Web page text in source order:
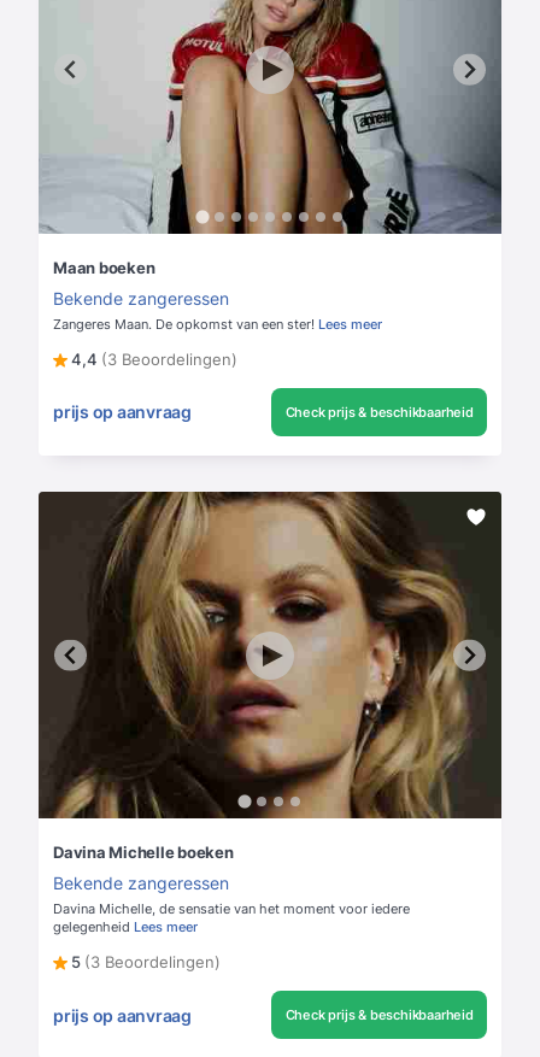
Maan boeken
Bekende zangeressen
Zangeres Maan. De opkomst van een ster! Lees meer
4,4 (3 Beoordelingen)
prijs op aanvraag Check prijs & beschikbaarheid
Davina Michelle boeken
Bekende zangeressen
Davina Michelle, de sensatie van het moment voor iedere
gelegenheid Lees meer
5 (3 Beoordelingen)
prijs op aanvraag Check prijs & beschikbaarheid